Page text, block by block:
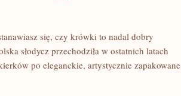
się, czy krówki to nadal dobry
słodycz przechodziła w ostatnich latach
po eleganckie, artystycznie zapakowane